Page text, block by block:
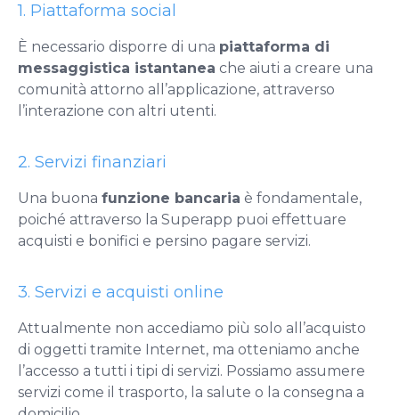
1. Piattaforma social
È necessario disporre di una piattaforma di
messaggistica istantanea che aiuti a creare una
comunità attorno all’applicazione, attraverso
l’interazione con altri utenti.
2. Servizi finanziari
Una buona funzione bancaria è fondamentale,
poiché attraverso la Superapp puoi effettuare
acquisti e bonifici e persino pagare servizi.
3. Servizi e acquisti online
Attualmente non accediamo più solo all’acquisto
di oggetti tramite Internet, ma otteniamo anche
l’accesso a tutti i tipi di servizi. Possiamo assumere
servizi come il trasporto, la salute o la consegna a